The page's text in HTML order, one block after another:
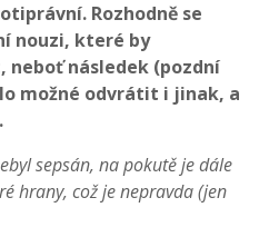
Rozhodně se
nouzi, které by
následek (pozdní
možné odvrátit i jinak, a
sepsán, na pokutě je dále
hrany, což je nepravda (jen